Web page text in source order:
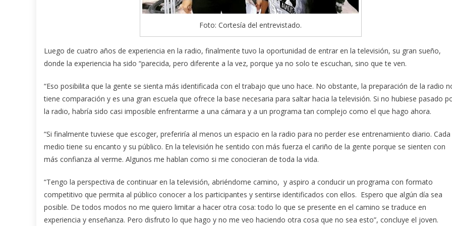
Foto: Cortesía del entrevistado.
Luego de cuatro años de experiencia en la radio, finalmente tuvo la oportunidad de entrar en la televisión, su gran sueño,
donde la experiencia ha sido “parecida, pero diferente a la vez, porque ya no solo te escuchan, sino que te ven.
“Eso posibilita que la gente se sienta más identificada con el trabajo que uno hace. No obstante, la preparación de la radio
tiene comparación y es una gran escuela que ofrece la base necesaria para saltar hacia la televisión. Si no hubiese pasado
la radio, habría sido casi imposible enfrentarme a una cámara y a un programa tan complejo como el que hago ahora.
“Si finalmente tuviese que escoger, preferiría al menos un espacio en la radio para no perder ese entrenamiento diario. Cada
medio tiene su encanto y su público. En la televisión he sentido con más fuerza el cariño de la gente porque se sienten con
más confianza al verme. Algunos me hablan como si me conocieran de toda la vida.
“Tengo la perspectiva de continuar en la televisión, abriéndome camino, y aspiro a conducir un programa con formato
competitivo que permita al público conocer a los participantes y sentirse identificados con ellos. Espero que algún día sea
posible. De todos modos no me quiero limitar a hacer otra cosa: todo lo que se presente en el camino se traduce en
experiencia y enseñanza. Pero disfruto lo que hago y no me veo haciendo otra cosa que no sea esto”, concluye el joven.